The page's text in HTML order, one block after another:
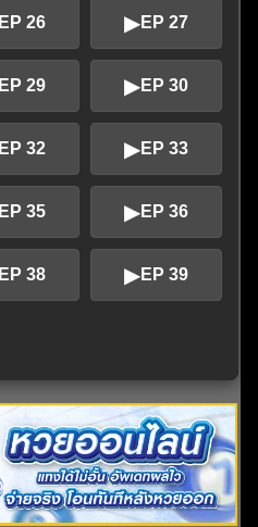
EP 26 ▶EP 27
EP 29 ▶EP 30
EP 32 ▶EP 33
EP 35 ▶EP 36
EP 38 ▶EP 39